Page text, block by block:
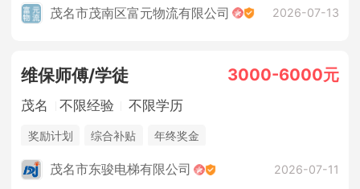
茂名市茂南区富元物流有限公司 2026-07-13
维保师傅/学徒 3000-6000元
茂名 不限经验 不限学历
奖励计划 综合补贴 年终奖金
茂名市东骏电梯有限公司 2026-07-11